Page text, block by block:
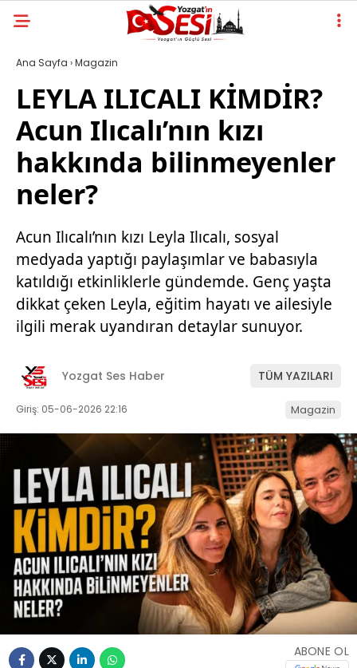
Ana Sayfa ›Magazin
LEYLA ILICALI KİMDİR?
Acun Ilıcalı’nın kızı
hakkında bilinmeyenler
neler?
Acun Ilıcalı’nın kızı Leyla Ilıcalı, sosyal
medyada yaptığı paylaşımlar ve babasıyla
katıldığı etkinliklerle gündemde. Genç yaşta
dikkat çeken Leyla, eğitim hayatı ve ailesiyle
ilgili merak uyandıran detaylar sunuyor.
Yozgat Ses Haber TÜM YAZILARI
Giriş: 05-06-2026 22:16 Magazin
ABONE OL